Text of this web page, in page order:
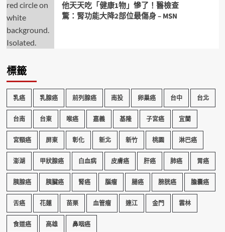
他天天吃「健康1物」慘了！醫檢查
驚：腎功能大降2部位最傷身 – MSN
標籤
乳癌 乳腺癌 前列腺癌 南投 卵巢癌 台中 台北
台南 台東 喉癌 嘉義 基隆 子宮癌 宜蘭
宮頸癌 屏東 彰化 新北 新竹 桃園 淋巴癌
澎湖 甲狀腺癌 白血病 皮膚癌 肝癌 肺癌 胃癌
胰腺癌 胰臟癌 腎癌 腦瘤 腸癌 膀胱癌 膽囊癌
舌癌 花蓮 苗栗 血管瘤 連江 金門 雲林
食道癌 高雄 鼻咽癌